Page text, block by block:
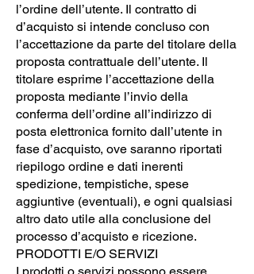
l’ordine dell’utente. Il contratto di
d’acquisto si intende concluso con
l’accettazione da parte del titolare della
proposta contrattuale dell’utente. Il
titolare esprime l’accettazione della
proposta mediante l’invio della
conferma dell’ordine all’indirizzo di
posta elettronica fornito dall’utente in
fase d’acquisto, ove saranno riportati
riepilogo ordine e dati inerenti
spedizione, tempistiche, spese
aggiuntive (eventuali), e ogni qualsiasi
altro dato utile alla conclusione del
processo d’acquisto e ricezione.
PRODOTTI E/O SERVIZI
I prodotti o servizi possono essere